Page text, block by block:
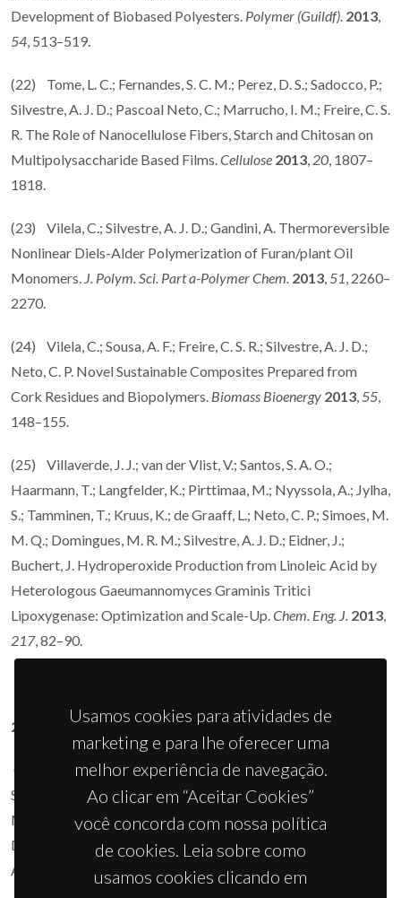
Development of Biobased Polyesters. Polymer (Guildf). 2013
54 , 513–519.
(22) Tome, L. C.; Fernandes, S. C. M.; Perez, D. S.; Sadocco, P.;
Silvestre, A. J. D.; Pascoal Neto, C.; Marrucho, I. M.; Freire, C. S.
R. The Role of Nanocellulose Fibers, Starch and Chitosan on
Multipolysaccharide Based Films. Cellulose 2013 20 , 1807–
1818.
(23) Vilela, C.; Silvestre, A. J. D.; Gandini, A. Thermoreversible
Nonlinear Diels-Alder Polymerization of Furan/plant Oil
Monomers. J. Polym. Sci. Part a-Polymer Chem. 2013 51 , 2260–
2270.
(24) Vilela, C.; Sousa, A. F.; Freire, C. S. R.; Silvestre, A. J. D.;
Neto, C. P. Novel Sustainable Composites Prepared from
Cork Residues and Biopolymers. Biomass Bioenergy 2013 55
148–155.
(25) Villaverde, J. J.; van der Vlist, V.; Santos, S. A. O.;
Haarmann, T.; Langfelder, K.; Pirttimaa, M.; Nyyssola, A.; Jylha,
S.; Tamminen, T.; Kruus, K.; de Graaff, L.; Neto, C. P.; Simoes, M.
M. Q.; Domingues, M. R. M.; Silvestre, A. J. D.; Eidner, J.;
Buchert, J. Hydroperoxide Production from Linoleic Acid by
Heterologous Gaeumannomyces Graminis Tritici
Lipoxygenase: Optimization and Scale-Up. Chem. Eng. J. 2013
217, 82–90.
2012
(26) Carneiro, J.; Tedim, J.; Fernandes, S. C. M.; Freire, C. S. R.;
Silvestre, A. J. D.; Gandini, A.; Ferreira, M. G. S.; Zheludkevich,
M. L. Chitosan-Based Self-Healing Protective Coatings
Doped with Cerium Nitrate for Corrosion Protection of
Aluminum Alloy 2024.
Prog. Org. Coatings 2012
Usamos cookies para atividades de
marketing e para lhe oferecer uma
melhor experiência de navegação.
Ao clicar em “Aceitar Cookies”
você concorda com nossa política
de cookies. Leia sobre como
usamos cookies clicando em